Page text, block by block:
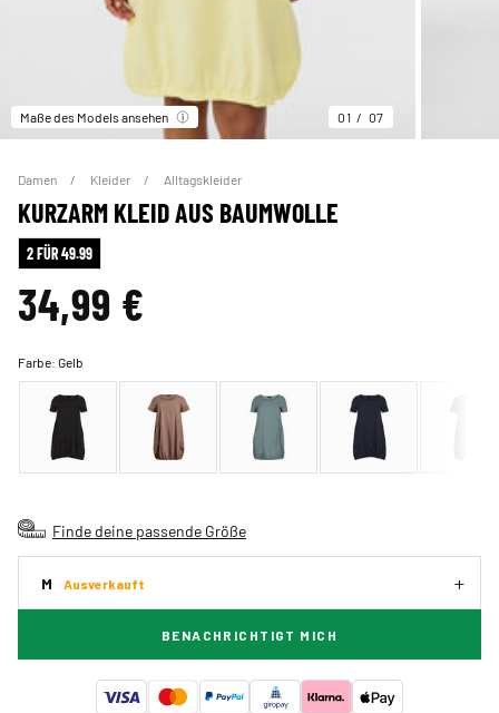
Maße des Models ansehen 01 07
Damen Kleider Alltagskleider
KURZARM KLEID AUS BAUMWOLLE
2 FÜR 49.99
34,99 €
Farbe:Gelb
Finde deine passende Größe
M Ausverkauft
BENACHRICHTIGT MICH